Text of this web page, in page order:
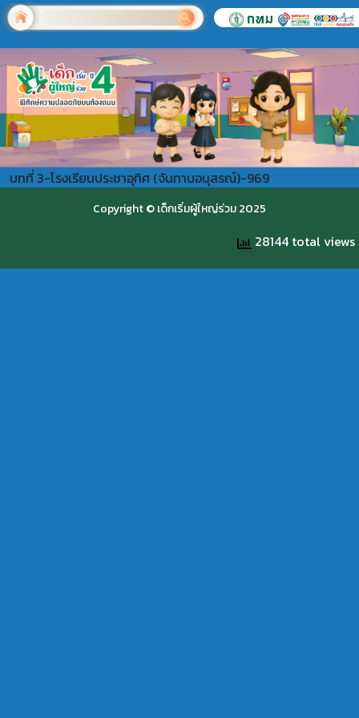
บทที่ 3-โรงเรียนประชาอุทิศ (จันทาบอนุสรณ์)-969
Copyright © เด็กเริ่มผู้ใหญ่ร่วม 2025
28144 total views